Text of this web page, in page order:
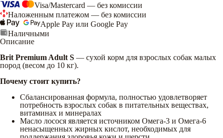
Visa/Mastercard — без комиссии
Наложенным платежом — без комиссии
Apple Pay или Google Pay
Наличными
Описание
Brit Premium Adult S — сухой корм для взрослых собак малых
пород (весом до 10 кг).
Почему стоит купить?
Сбалансированная формула, полностью удовлетворяет
потребность взрослых собак в питательных веществах,
витаминах и минералах
Масло лосося является источником Омега-3 и Омега-6
ненасыщенных жирных кислот, необходимых для